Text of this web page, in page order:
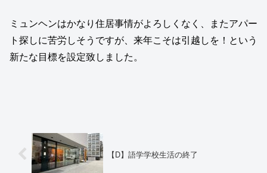
ミュンヘンはかなり住居事情がよろしくなく、またアパー
ト探しに苦労しそうですが、来年こそは引越しを！という
新たな目標を設定致しました。
【D】語学学校生活の終了